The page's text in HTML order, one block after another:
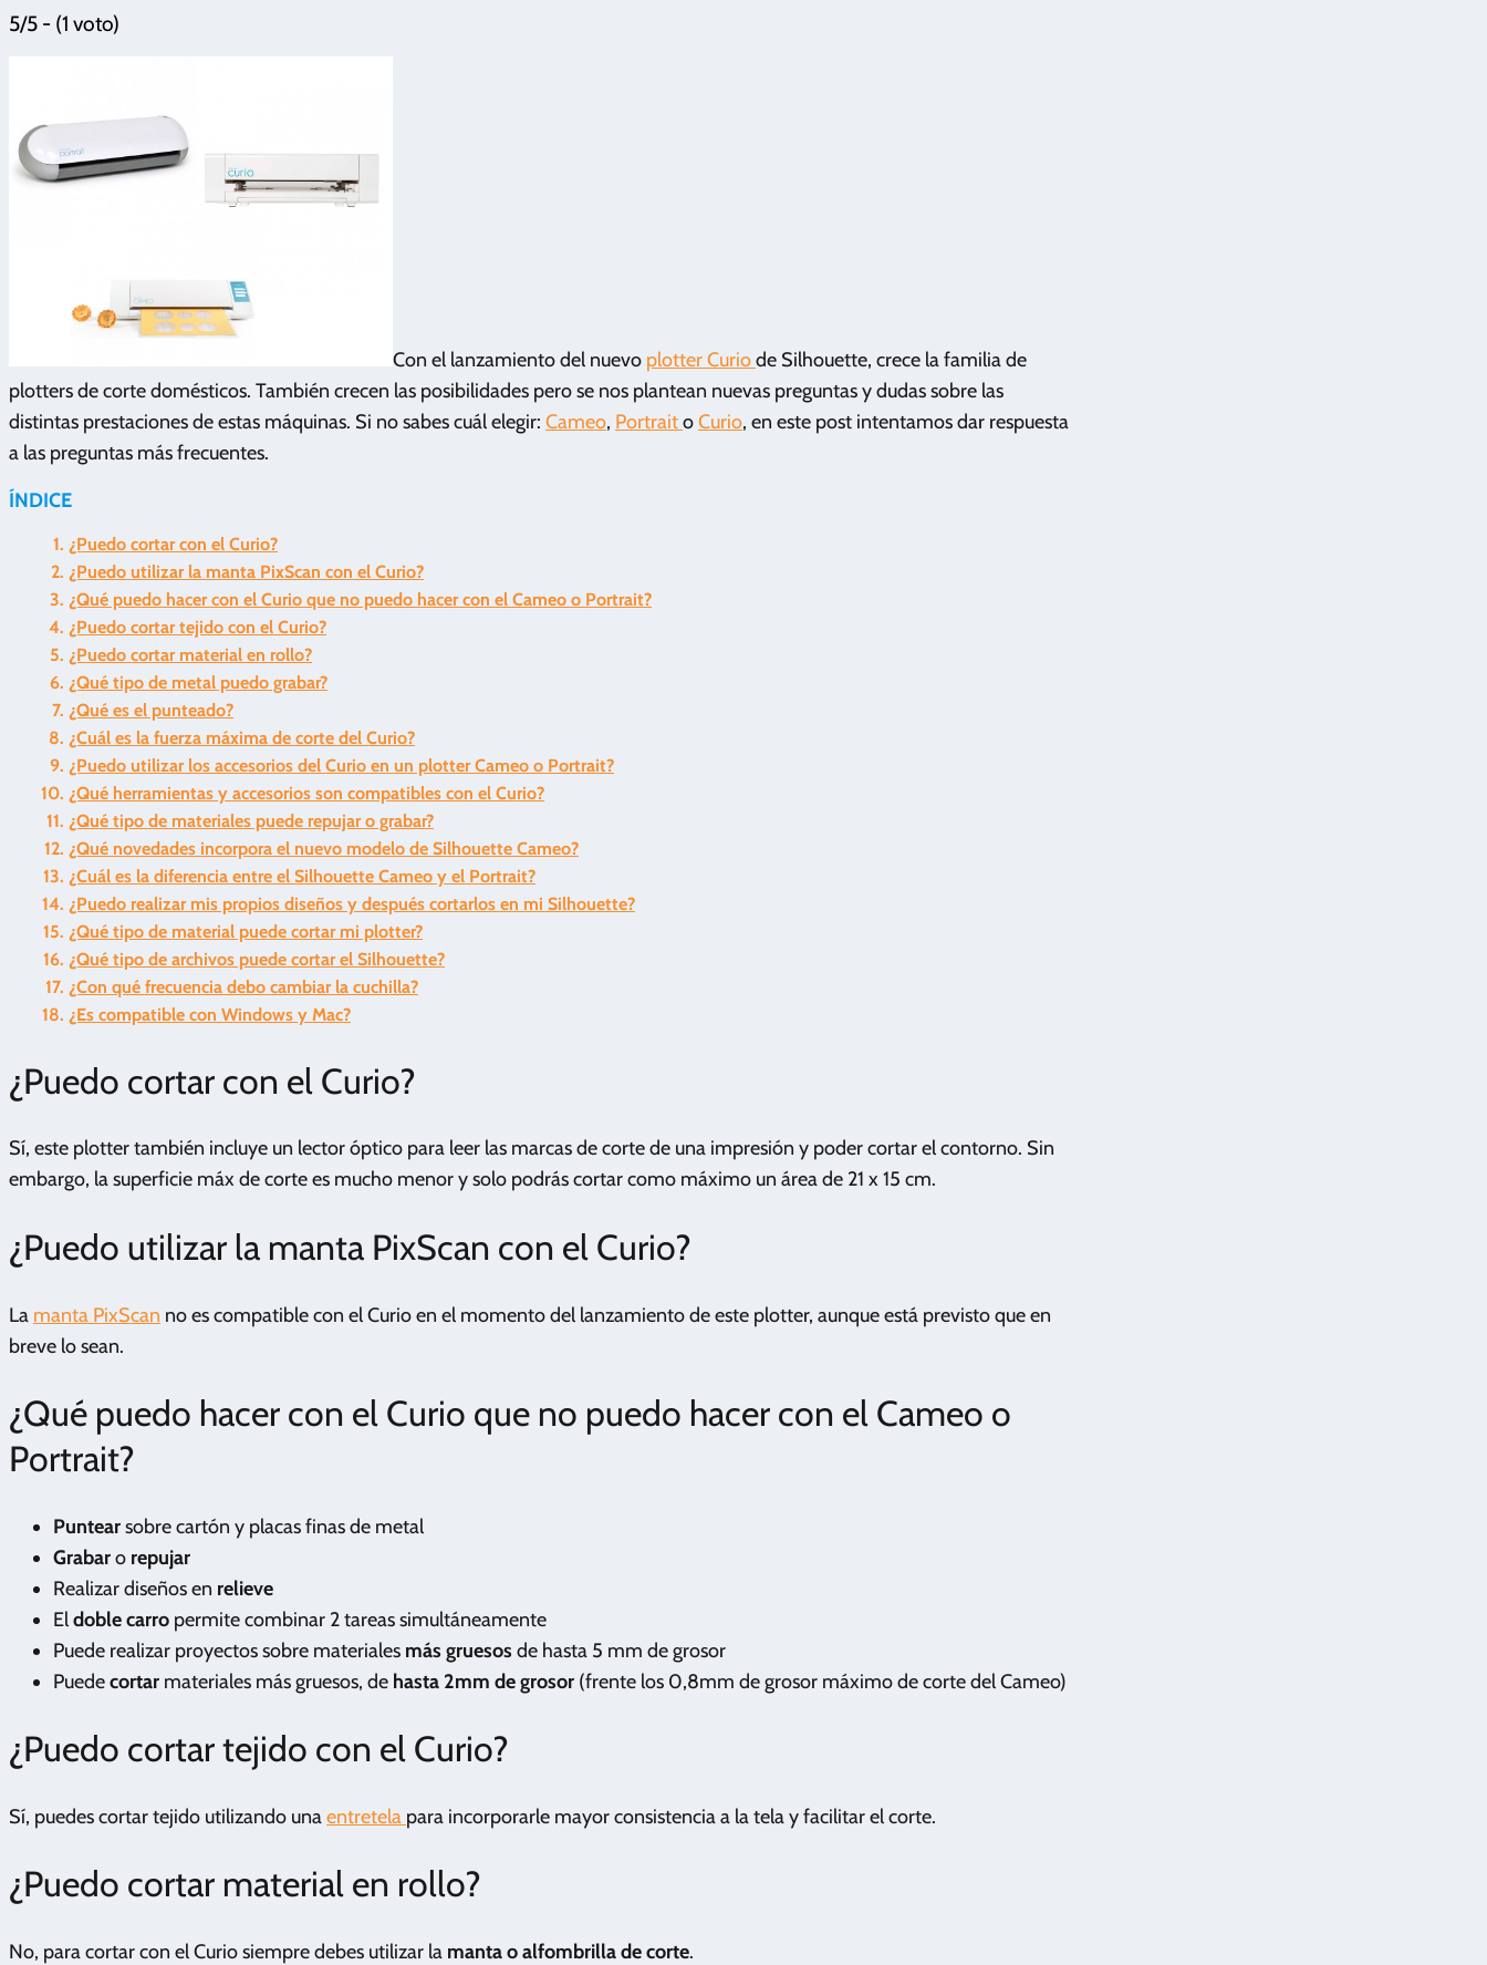
5/5 - (1 voto)
Con el lanzamiento del nuevo plotter Curiode Silhouette, crece la familia de
plotters de corte domésticos. También crecen las posibilidades pero se nos plantean nuevas preguntas y dudas sobre las
distintas prestaciones de estas máquinas. Si no sabes cuál elegir: Cameo, PortraitoCurio, en este post intentamos dar respuesta
a las preguntas más frecuentes.
ÍNDICE
¿Puedo cortar con el Curio?
¿Puedo utilizar la manta PixScan con el Curio?
¿Qué puedo hacer con el Curio que no puedo hacer con el Cameo o Portrait?
¿Puedo cortar tejido con el Curio?
¿Puedo cortar material en rollo?
¿Qué tipo de metal puedo grabar?
¿Qué es el punteado?
¿Cuál es la fuerza máxima de corte del Curio?
¿Puedo utilizar los accesorios del Curio en un plotter Cameo o Portrait?
¿Qué herramientas y accesorios son compatibles con el Curio?
¿Qué tipo de materiales puede repujar o grabar?
¿Qué novedades incorpora el nuevo modelo de Silhouette Cameo?
¿Cuál es la diferencia entre el Silhouette Cameo y el Portrait?
¿Puedo realizar mis propios diseños y después cortarlos en mi Silhouette?
¿Qué tipo de material puede cortar mi plotter?
¿Qué tipo de archivos puede cortar el Silhouette?
¿Con qué frecuencia debo cambiar la cuchilla?
¿Es compatible con Windows y Mac?
¿Puedo cortar con el Curio?
Sí, este plotter también incluye un lector óptico para leer las marcas de corte de una impresión y poder cortar el contorno. Sin
embargo, la superficie máx de corte es mucho menor y solo podrás cortar como máximo un área de 21 x 15 cm.
¿Puedo utilizar la manta PixScan con el Curio?
La manta PixScan no es compatible con el Curio en el momento del lanzamiento de este plotter, aunque está previsto que en
breve lo sean.
¿Qué puedo hacer con el Curio que no puedo hacer con el Cameo o
Portrait?
Puntearsobre cartón y placas finas de metal
Grabaro repujar
Realizar diseños en relieve
Eldoble carro permite combinar 2 tareas simultáneamente
Puede realizar proyectos sobre materiales más gruesos de hasta 5 mm de grosor
Puedecortar materiales más gruesos, de hasta 2mm de grosor (frente los 0,8mm de grosor máximo de corte del Cameo)
¿Puedo cortar tejido con el Curio?
Sí, puedes cortar tejido utilizando unaentretela para incorporarle mayor consistencia a la tela y facilitar el corte.
¿Puedo cortar material en rollo?
No, para cortar con el Curio siempre debes utilizar la manta o alfombrilla de corte.